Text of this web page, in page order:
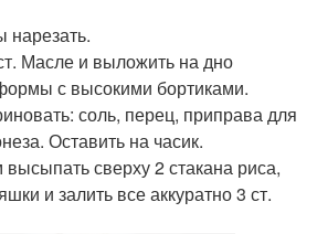
нарезать.
Масле и выложить на дно
с высокими бортиками.
соль, перец, приправа для
Оставить на часик.
сверху 2 стакана риса,
и залить все аккуратно 3 ст.